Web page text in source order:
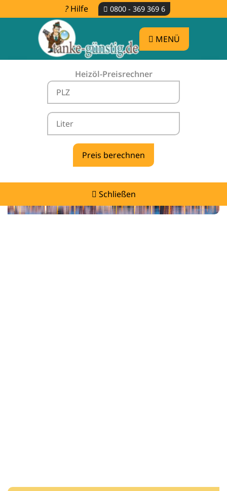
Hilfe 0800 - 369 369 6
MENÜ
Heizöl-Preisrechner
Schließen
Heizölpreise Gumtow -
vergleichen & günstig tanken